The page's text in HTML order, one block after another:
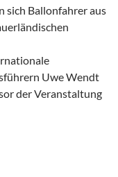
sich Ballonfahrer aus
Uwe Wendt
der Veranstaltung
WARSTEIN